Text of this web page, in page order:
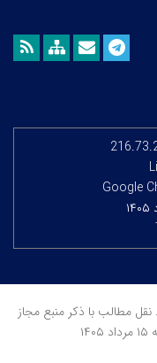
مطالب با ذکر منبع مجاز